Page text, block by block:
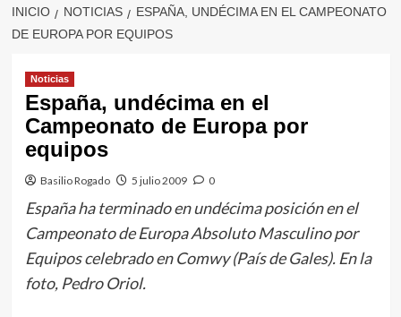
INICIO NOTICIAS
ESPAÑA, UNDÉCIMA EN EL CAMPEONATO
DE EUROPA POR EQUIPOS
Noticias
España, undécima en el
Campeonato de Europa por
equipos
Basilio Rogado 5 julio 2009 0
España ha terminado en undécima posición en el
Campeonato de Europa Absoluto Masculino por
Equipos celebrado en Comwy (País de Gales). En la
foto, Pedro Oriol.